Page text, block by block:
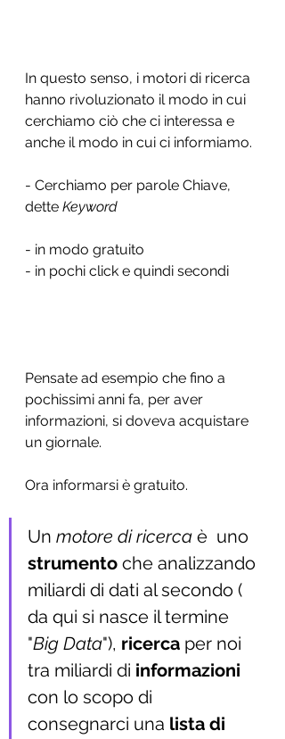
In questo senso, i motori di ricerca
hanno rivoluzionato il modo in cui
cerchiamo ciò che ci interessa e
anche il modo in cui ci informiamo.
- Cerchiamo per parole Chiave,
dette Keyword
- in modo gratuito
- in pochi click e quindi secondi
Pensate ad esempio che fino a
pochissimi anni fa, per aver
informazioni, si doveva acquistare
un giornale.
Ora informarsi è gratuito.
Un motore di ricerca è  uno
strumento che analizzando
miliardi di dati al secondo (
da qui si nasce il termine
"Big Data"), ricerca per noi
tra miliardi di informazioni
con lo scopo di
consegnarci una lista di